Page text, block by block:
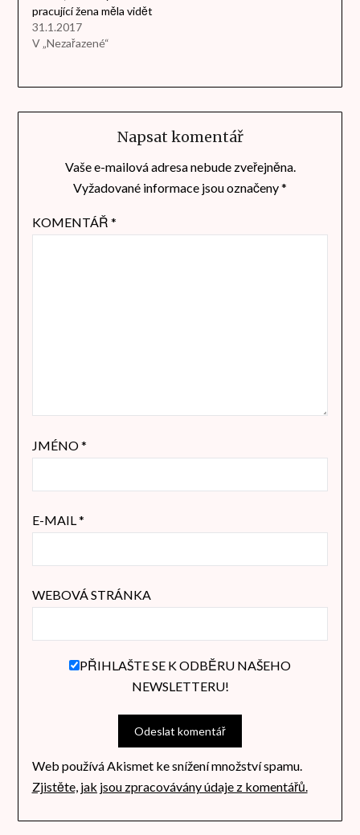
pracující žena měla vidět
31.1.2017
V „Nezařazené“
Napsat komentář
Vaše e-mailová adresa nebude zveřejněna.
Vyžadované informace jsou označeny*
KOMENTÁŘ *
JMÉNO*
E-MAIL*
WEBOVÁ STRÁNKA
PŘIHLAŠTE SE K ODBĚRU NAŠEHO
NEWSLETTERU!
Web používá Akismet ke snížení množství spamu.
Zjistěte, jak jsou zpracovávány údaje z komentářů.